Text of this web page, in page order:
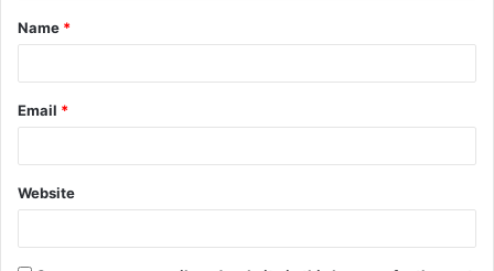
Name *
Email *
Website